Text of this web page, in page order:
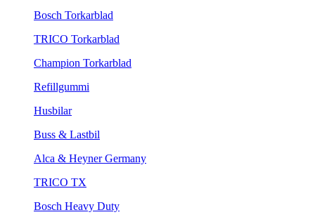
Bosch Torkarblad
TRICO Torkarblad
Champion Torkarblad
Refillgummi
Husbilar
Buss & Lastbil
Alca & Heyner Germany
TRICO TX
Bosch Heavy Duty